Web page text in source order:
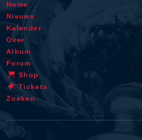
Home
Nieuws
Kalender
Over
Album
Forum
Shop
Tickets
Zoeken